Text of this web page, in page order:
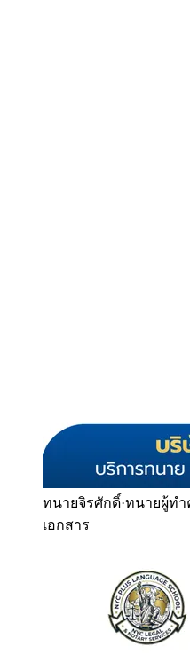
ทนายจิรศักดิ์·ทนายผู้ทำ
เอกสาร